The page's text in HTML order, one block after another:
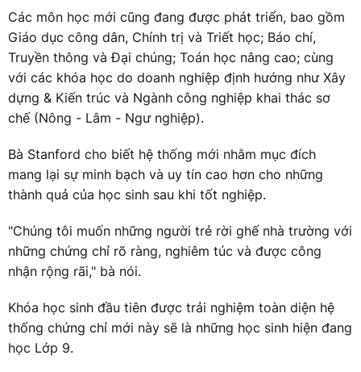
Các môn học mới cũng đang được phát triển, bao gồm
Giáo dục công dân, Chính trị và Triết học; Báo chí,
Truyền thông và Đại chúng; Toán học nâng cao; cùng
với các khóa học do doanh nghiệp định hướng như Xây
dựng & Kiến trúc và Ngành công nghiệp khai thác sơ
chế (Nông - Lâm - Ngư nghiệp).
Bà Stanford cho biết hệ thống mới nhằm mục đích
mang lại sự minh bạch và uy tín cao hơn cho những
thành quả của học sinh sau khi tốt nghiệp.
"Chúng tôi muốn những người trẻ rời ghế nhà trường với
những chứng chỉ rõ ràng, nghiêm túc và được công
nhận rộng rãi," bà nói.
Khóa học sinh đầu tiên được trải nghiệm toàn diện hệ
thống chứng chỉ mới này sẽ là những học sinh hiện đang
học Lớp 9.